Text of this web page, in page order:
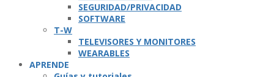
SEGURIDAD/PRIVACIDAD
SOFTWARE
T-W
TELEVISORES Y MONITORES
WEARABLES
APRENDE